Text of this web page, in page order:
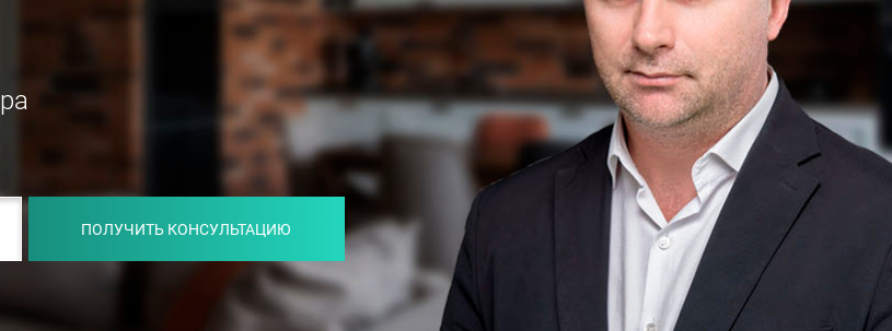
ПОЛУЧИТЬ КОНСУЛЬТАЦИЮ